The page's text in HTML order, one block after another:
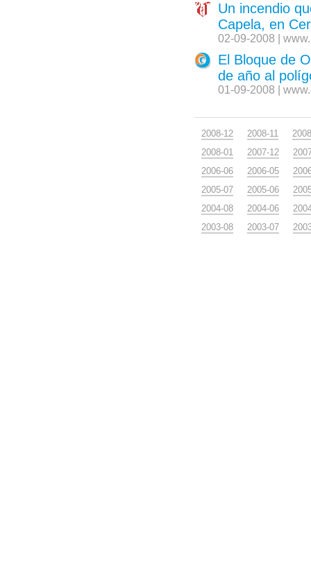
Un incendio
Capela, en
02-09-2008 |
El Bloque de
de año al
01-09-2008 |
2008-12 2008-11
2008-01
2007-12
2006-06
2006-05
2005-07
2005-06
2004-08
2004-06
2003-08
2003-07